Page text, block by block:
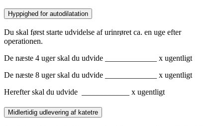
Hyppighed for autodilatation
Du skal først starte udvidelse af urinrøret ca. en uge efter
operationen.
De næste 4 uger skal du udvide _____________ x ugentligt
De næste 8 uger skal du udvide _____________ x ugentligt
Herefter skal du udvide ____________ x ugentligt
Midlertidig udlevering af katetre